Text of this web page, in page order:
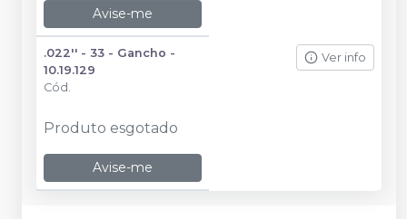
Avise-me
.022'' - 33 - Gancho -
10.19.129
Cód.
Ver info
Produto esgotado
Avise-me